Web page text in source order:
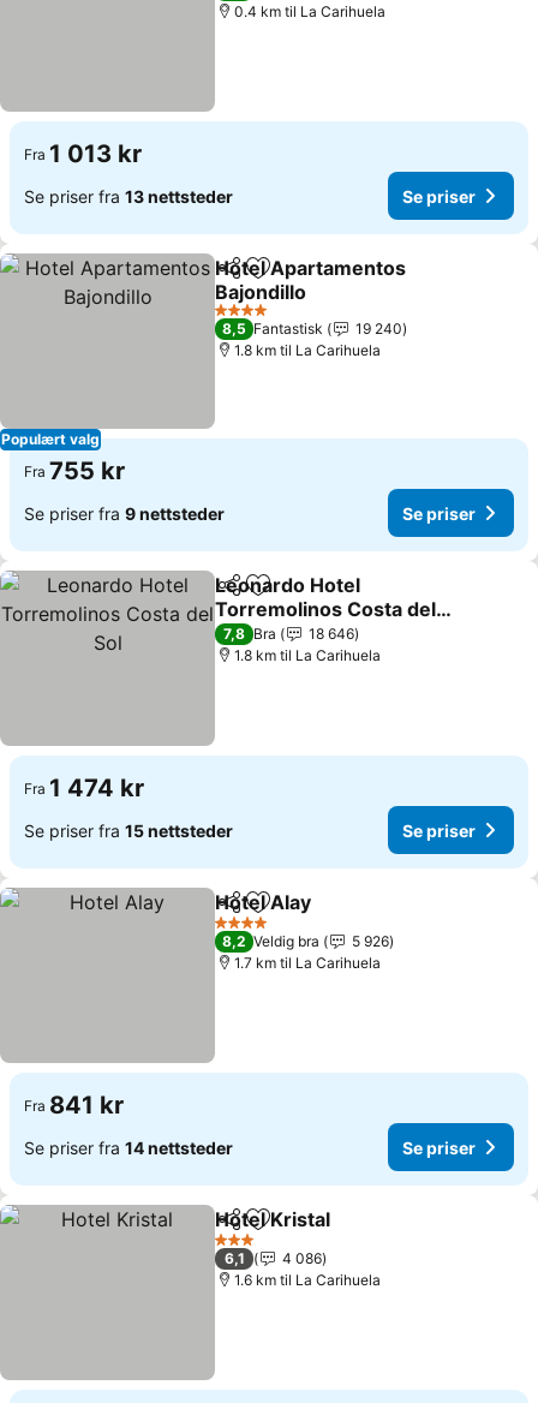
0.4 km til La Carihuela
Fra 1 013 kr
Se priser fra 13 nettsteder Se priser
Populært valg
Del Legg til i favoritter
Hotel Apartamentos
Bajondillo
Se priser
4 Stjerner
8,5 Fantastisk
19 240
1.8 km til La Carihuela
Fra 755 kr
Se priser fra 9 nettsteder Se priser
Del Legg til i favoritter
Leonardo Hotel
Torremolinos Costa del
Sol
Se priser
7,8 Bra
18 646
1.8 km til La Carihuela
Fra 1 474 kr
Se priser fra 15 nettsteder Se priser
Del Legg til i favoritter
Hotel Alay
4 Stjerner
8,2 Veldig bra
5 926
1.7 km til La Carihuela
Fra 841 kr
Se priser fra 14 nettsteder Se priser
Del Legg til i favoritter
Hotel Kristal
3 Stjerner
6,1
4 086
1.6 km til La Carihuela